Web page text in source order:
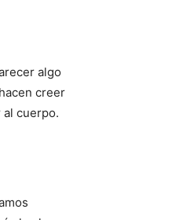
algo
creer
cuerpo.